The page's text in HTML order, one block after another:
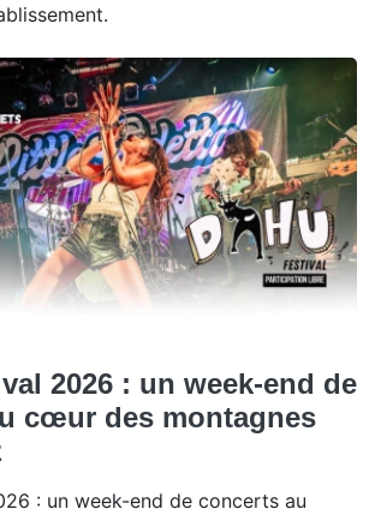
2026 : un week-end de
cœur des montagnes
: un week-end de concerts au